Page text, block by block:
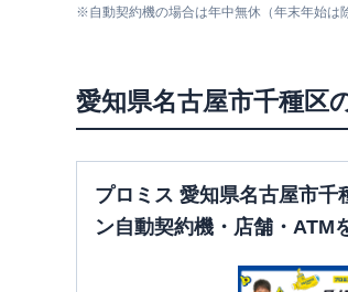
※自動契約機の場合は年中無休（年末年始は
愛知県名古屋市千種区
プロミス 愛知県名古屋市千
ン自動契約機・店舗・ATM